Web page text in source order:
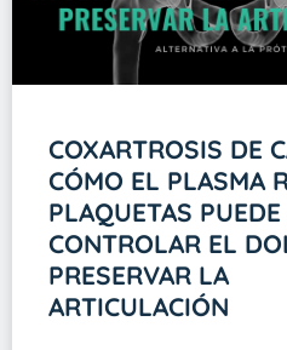
COXARTROSIS DE
CÓMO EL PLASMA
PLAQUETAS
CONTROLAR EL
PRESERVAR LA
ARTICULACIÓN